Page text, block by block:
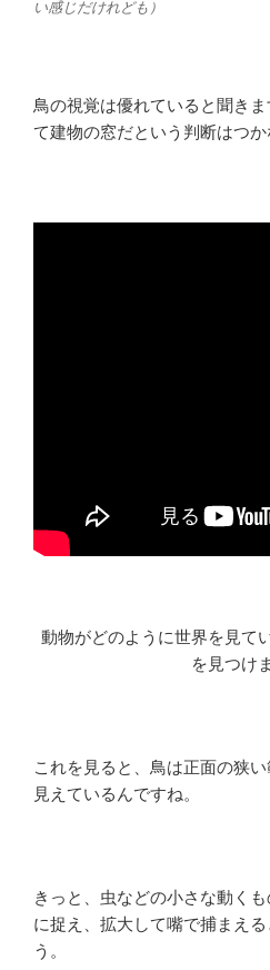
い感じだけれども）
鳥の視覚は優れていると聞き
て建物の窓だという判断はつか
動物がどのように世界を見て
を見つけ
これを見ると、鳥は正面の狭
見えているんですね。
きっと、虫などの小さな動く
に捉え、拡大して嘴で捕まえ
う。